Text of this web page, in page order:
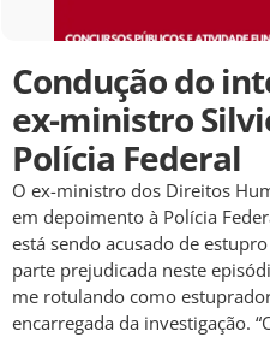
Condução do
ex-ministro
Polícia Federal
O ex-ministro dos Direitos
em depoimento à Polícia
está sendo acusado de
parte prejudicada neste
me rotulando como
encarregada da investigação.